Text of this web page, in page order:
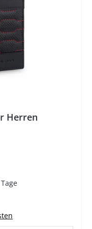
Herren